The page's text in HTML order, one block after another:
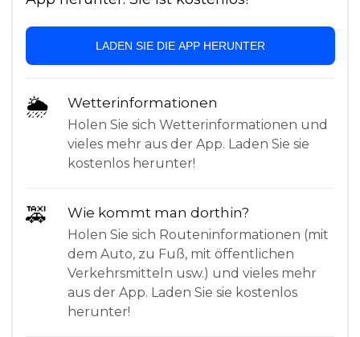
LADEN SIE DIE APP HERUNTER
🌦 Wetterinformationen
Holen Sie sich Wetterinformationen und
vieles mehr aus der App. Laden Sie sie
kostenlos herunter!
🚕 Wie kommt man dorthin?
Holen Sie sich Routeninformationen (mit
dem Auto, zu Fuß, mit öffentlichen
Verkehrsmitteln usw.) und vieles mehr
aus der App. Laden Sie sie kostenlos
herunter!